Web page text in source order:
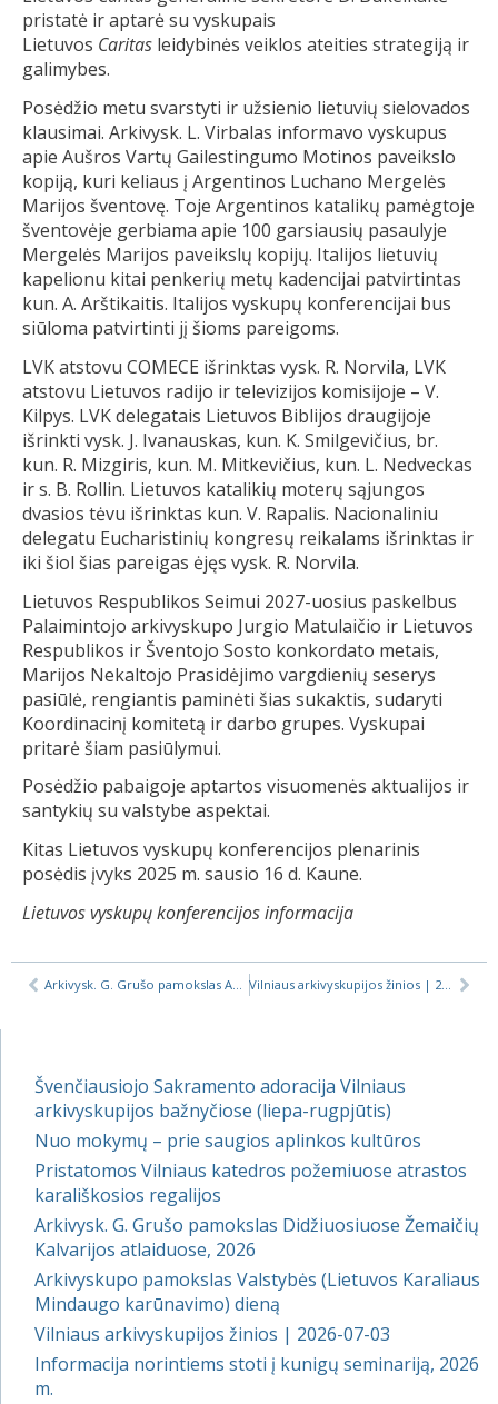
pristatė ir aptarė su vyskupais
Lietuvos Caritas leidybinės veiklos ateities strategiją ir
galimybes.
Posėdžio metu svarstyti ir užsienio lietuvių sielovados
klausimai. Arkivysk. L. Virbalas informavo vyskupus
apie Aušros Vartų Gailestingumo Motinos paveikslo
kopiją, kuri keliaus į Argentinos Luchano Mergelės
Marijos šventovę. Toje Argentinos katalikų pamėgtoje
šventovėje gerbiama apie 100 garsiausių pasaulyje
Mergelės Marijos paveikslų kopijų. Italijos lietuvių
kapelionu kitai penkerių metų kadencijai patvirtintas
kun. A. Arštikaitis. Italijos vyskupų konferencijai bus
siūloma patvirtinti jį šioms pareigoms.
LVK atstovu COMECE išrinktas vysk. R. Norvila, LVK
atstovu Lietuvos radijo ir televizijos komisijoje – V.
Kilpys. LVK delegatais Lietuvos Biblijos draugijoje
išrinkti vysk. J. Ivanauskas, kun. K. Smilgevičius, br.
kun. R. Mizgiris, kun. M. Mitkevičius, kun. L. Nedveckas
ir s. B. Rollin. Lietuvos katalikių moterų sąjungos
dvasios tėvu išrinktas kun. V. Rapalis. Nacionaliniu
delegatu Eucharistinių kongresų reikalams išrinktas ir
iki šiol šias pareigas ėjęs vysk. R. Norvila.
Lietuvos Respublikos Seimui 2027-uosius paskelbus
Palaimintojo arkivyskupo Jurgio Matulaičio ir Lietuvos
Respublikos ir Šventojo Sosto konkordato metais,
Marijos Nekaltojo Prasidėjimo vargdienių seserys
pasiūlė, rengiantis paminėti šias sukaktis, sudaryti
Koordinacinį komitetą ir darbo grupes. Vyskupai
pritarė šiam pasiūlymui.
Posėdžio pabaigoje aptartos visuomenės aktualijos ir
santykių su valstybe aspektai.
Kitas Lietuvos vyskupų konferencijos plenarinis
posėdis įvyks 2025 m. sausio 16 d. Kaune.
Lietuvos vyskupų konferencijos informacija
Arkivysk. G. Grušo pamokslas Aušros Vartų atlaiduose pagrindinėje dienoje Vilniaus arkivyskupijos žinios | 2024-11-22
Švenčiausiojo Sakramento adoracija Vilniaus
arkivyskupijos bažnyčiose (liepa-rugpjūtis)
Nuo mokymų – prie saugios aplinkos kultūros
Pristatomos Vilniaus katedros požemiuose atrastos
karališkosios regalijos
Arkivysk. G. Grušo pamokslas Didžiuosiuose Žemaičių
Kalvarijos atlaiduose, 2026
Arkivyskupo pamokslas Valstybės (Lietuvos Karaliaus
Mindaugo karūnavimo) dieną
Vilniaus arkivyskupijos žinios | 2026-07-03
Informacija norintiems stoti į kunigų seminariją, 2026
m.